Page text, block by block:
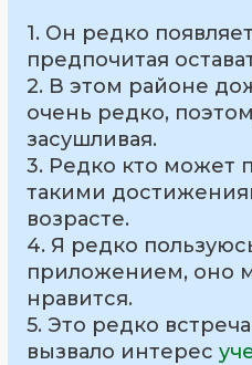
1. Он редко
предпочитая
2. В этом районе
очень редко,
засушливая.
3. Редко кто может
такими
возрасте.
4. Я редко
приложением, оно
нравится.
5. Это редко
вызвало интерес